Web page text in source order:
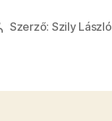
Szerző: Szily László